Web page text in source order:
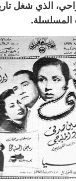
الذي شغل
المسلسلة.